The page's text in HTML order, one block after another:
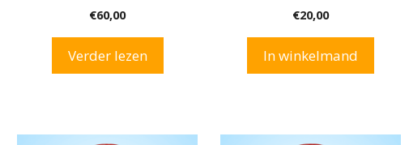
5
€60,00
Verder lezen
5
€20,00
In winkelmand